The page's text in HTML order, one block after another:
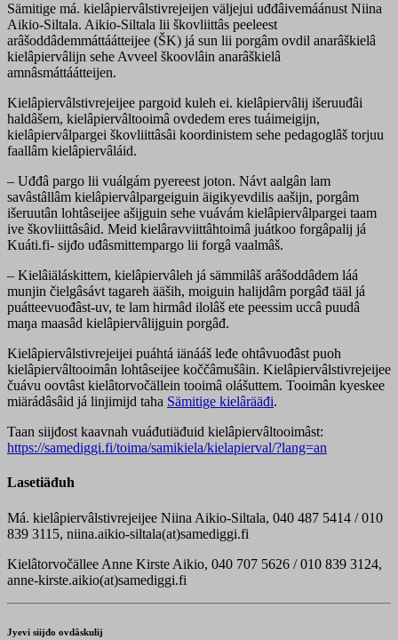
Sämitige má. kielâpiervâlstivrejeijen väljejui uđđâivemáánust Niina
Aikio-Siltala. Aikio-Siltala lii škovliittâs peeleest
arâšoddâdemmáttáátteijee (ŠK) já sun lii porgâm ovdil anarâškielâ
kielâpiervâlijn sehe Avveel škoovlâin anarâškielâ
amnâsmáttáátteijen.
Kielâpiervâlstivrejeijee pargoid kuleh ei. kielâpiervâlij išeruuđâi
haldâšem, kielâpiervâltooimâ ovdedem eres tuáimeigijn,
kielâpiervâlpargei škovliittâsâi koordinistem sehe pedagoglâš torjuu
faallâm kielâpiervâláid.
– Uđđâ pargo lii vuálgám pyereest joton. Návt aalgân lam
savâstâllâm kielâpiervâlpargeiguin äigikyevdilis aašijn, porgâm
išeruutân lohtâseijee ašijguin sehe vuávám kielâpiervâlpargei taam
ive škovliittâsâid. Meid kielâravviittâhtoimâ juátkoo forgâpalij já
Kuáti.fi- sijđo uđâsmittempargo lii forgâ vaalmâš.
– Kielâiäláskittem, kielâpiervâleh já sämmilâš arâšoddâdem láá
munjin čielgâsávt tagareh ääših, moiguin halijdâm porgâđ tääl já
puátteevuođâst-uv, te lam hirmâd ilolâš ete peessim uccâ puudâ
maŋa maasâd kielâpiervâlijguin porgâđ.
Kielâpiervâlstivrejeijei puáhtá iänááš leđe ohtâvuođâst puoh
kielâpiervâltooimân lohtâseijee koččâmušâin. Kielâpiervâlstivrejeijee
čuávu oovtâst kielâtorvočällein tooimâ olášuttem. Tooimân kyeskee
miärádâsâid já linjimijd taha Sämitige kielârääđi.
Taan siijđost kaavnah vuáđutiäđuid kielâpiervâltooimâst:
https://samediggi.fi/toima/samikiela/kielapierval/?lang=an
Lasetiäđuh
Má. kielâpiervâlstivrejeijee Niina Aikio-Siltala, 040 487 5414 / 010
839 3115, niina.aikio-siltala(at)samediggi.fi
Kielâtorvočällee Anne Kirste Aikio, 040 707 5626 / 010 839 3124,
anne-kirste.aikio(at)samediggi.fi
Jyevi siijđo ovdâskulij